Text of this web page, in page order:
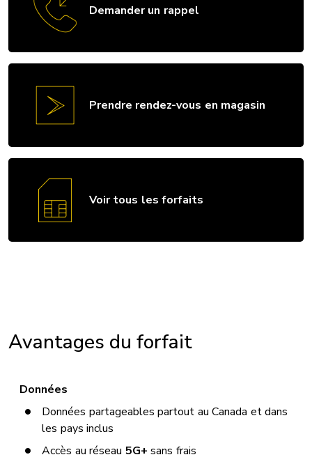
Demander un rappel
Prendre rendez-vous en magasin
Voir tous les forfaits
Avantages du forfait
Données
Données partageables partout au Canada et dans
les pays inclus
Accès au réseau 5G+ sans frais